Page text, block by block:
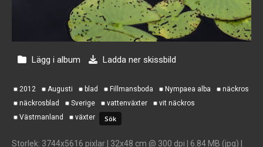
Lägg i album Ladda ner skissbild
2012 Augusti blad Fillmansboda Nympaea alba
näckros
näckrosblad
Sverige vattenväxter
vit näckros
Västmanland
växter
Storlek: 3744x5616 pixlar | 32x48 cm @ 300 dpi | 6.84 MB (jpg) |